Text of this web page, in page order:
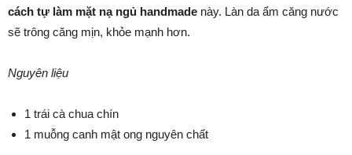
cách tự làm mặt nạ ngủ handmade này. Làn da ẩm căng nước
sẽ trông căng mịn, khỏe mạnh hơn.
Nguyên liệu
1 trái cà chua chín
1 muỗng canh mật ong nguyên chất